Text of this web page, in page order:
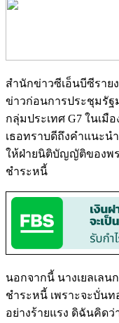
สำนักข่าวซีเอ็นบีซีราย
ข่าวก่อนการประชุมรัฐ
กลุ่มประเทศ G7 ในเมื
เธอทราบดีถึงคำแนะ
ให้ฝ่ายนิติบัญญัติของพ
ชำระหนี้
นอกจากนี้ นางเยลเลน
ชำระหนี้ เพราะจะบั่น
อย่างร้ายแรง ดิฉันคิดว่